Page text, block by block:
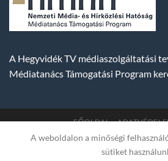
A Hegyvidék TV médiaszolgáltatási
Médiatanács Támogatási Program
FŐOLDAL
Copyright 2007-2026 © BUDA
Műsorszolgáltató Kft. | Budapest,
A weboldalon a minőségi
sütiket